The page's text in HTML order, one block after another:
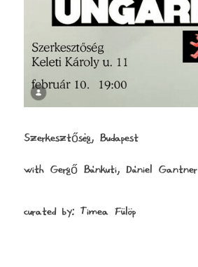
Szerkesztőség, Budapest
with Gergő Bánkuti, Dániel Gantner
curated by: Timea Fülöp